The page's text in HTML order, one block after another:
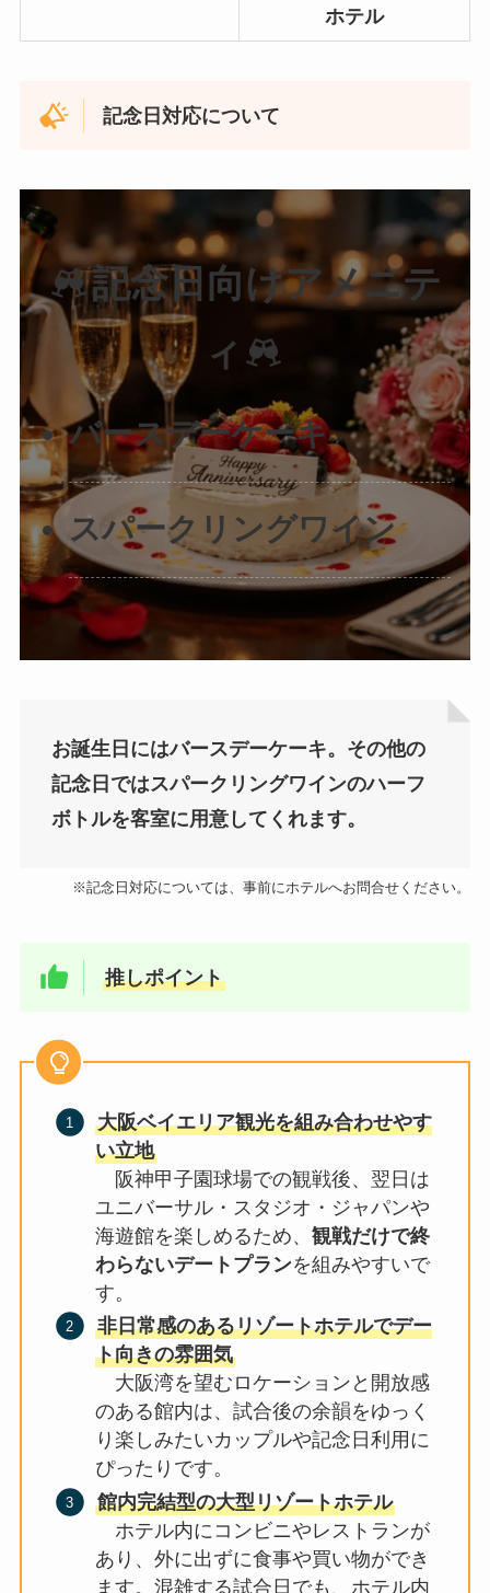
ホテル
記念日対応について
記念日向けアメニテ
ィ
バースデーケーキ
スパークリングワイン
お誕生日にはバースデーケーキ。その他の
記念日ではスパークリングワインのハーフ
ボトルを客室に用意してくれます。
※記念日対応については、事前にホテルへお問合せください。
推しポイント
大阪ベイエリア観光を組み合わせやす
い立地
阪神甲子園球場での観戦後、翌日は
ユニバーサル・スタジオ・ジャパンや
海遊館を楽しめるため、観戦だけで終
わらないデートプランを組みやすいで
す。
非日常感のあるリゾートホテルでデー
ト向きの雰囲気
大阪湾を望むロケーションと開放感
のある館内は、試合後の余韻をゆっく
り楽しみたいカップルや記念日利用に
ぴったりです。
館内完結型の大型リゾートホテル
ホテル内にコンビニやレストランが
あり、外に出ずに食事や買い物ができ
ます。混雑する試合日でも、ホテル内